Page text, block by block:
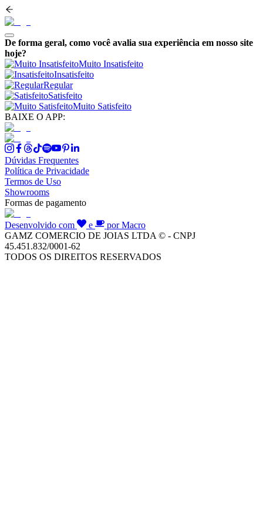
De forma geral, como você avalia sua experiência em nosso site
hoje?
Muito Insatisfeito
Insatisfeito
Regular
Satisfeito
Muito Satisfeito
BAIXE O APP:
Dúvidas Frequentes
Política de Privacidade
Termos de Uso
Showrooms
Formas de pagamento
Desenvolvido com e
por Macro
GAMZ COMERCIO DE JOIAS LTDA © - CNPJ
45.451.832/0001-62
TODOS OS DIREITOS RESERVADOS